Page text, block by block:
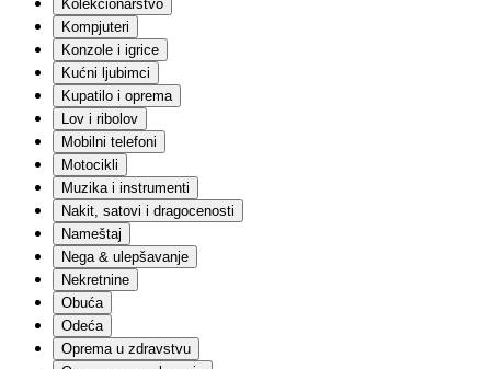
Građevinski materijali
Ograde
Keramika
Elektro
Sanitarije
Fasadni materijali
Molerski materijal
Krovni materijali
Alati
Solarna oprema
Skele i podupirači
Garažna vrata
Ostalo
Igračke i igre
Lutke
Setovi za igru
Akcione figure
Edukativne igračke i igre
Plišane igračke
Kolekcionarstvo
Kompjuteri
Konzole i igrice
Kućni ljubimci
Kupatilo i oprema
Lov i ribolov
Mobilni telefoni
Motocikli
Muzika i instrumenti
Nakit, satovi i dragocenosti
Nameštaj
Nega & ulepšavanje
Nekretnine
Obuća
Odeća
Oprema u zdravstvu